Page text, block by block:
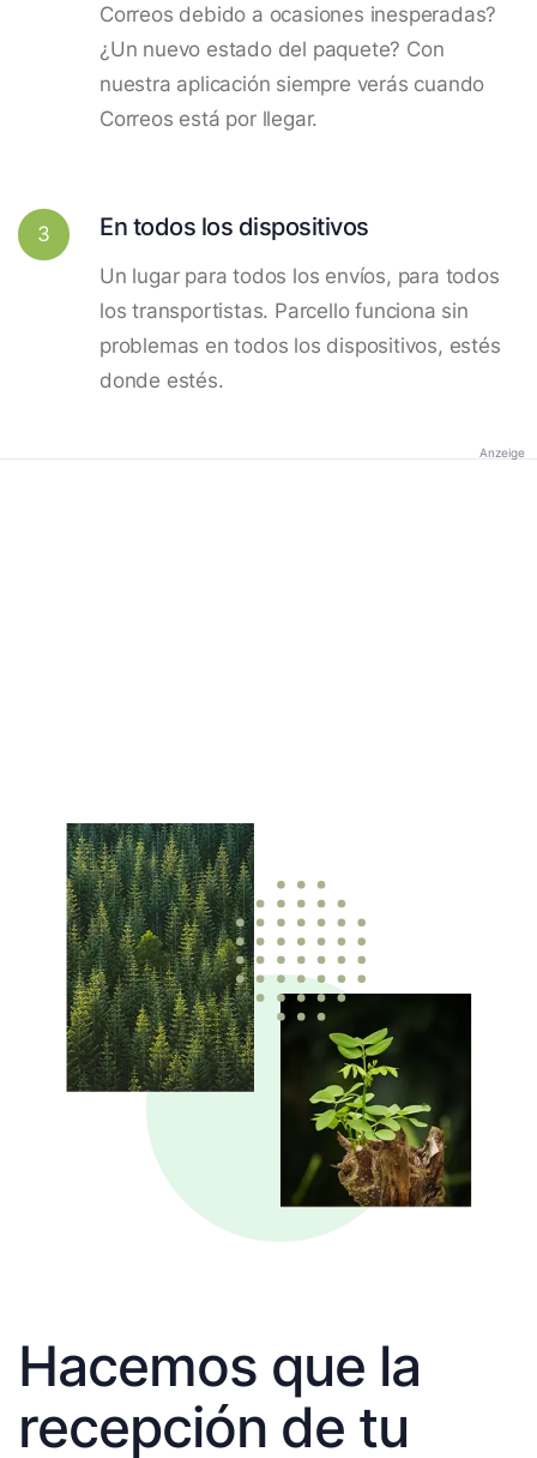
Correos debido a ocasiones inesperadas?
¿Un nuevo estado del paquete? Con
nuestra aplicación siempre verás cuando
Correos está por llegar.
3 En todos los dispositivos
Un lugar para todos los envíos, para todos
los transportistas. Parcello funciona sin
problemas en todos los dispositivos, estés
donde estés.
Anzeige
Hacemos que la
recepción de tu